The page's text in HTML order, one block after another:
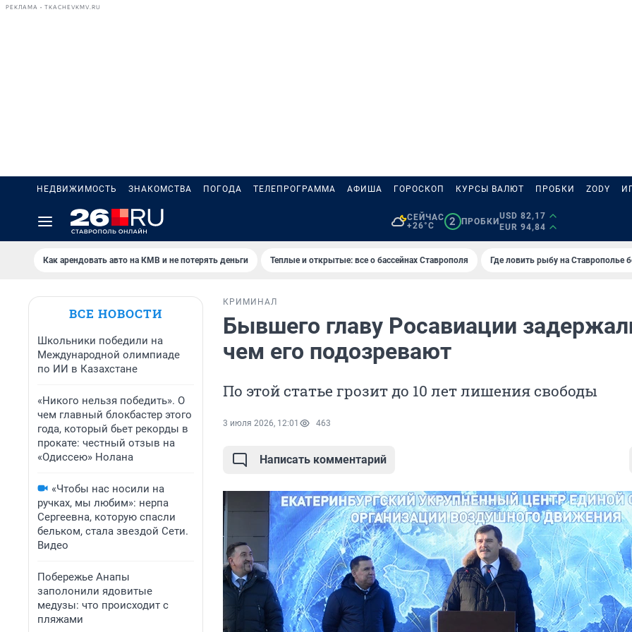
РЕКЛАМА • TKACHEVKMV.RU
НЕДВИЖИМОСТЬ ЗНАКОМСТВА ПОГОДА ТЕЛЕПРОГРАММА АФИША ГОРОСКОП КУРСЫ ВАЛЮТ ПРОБКИ ZODY
СЕЙЧАС
+26°C
2 ПРОБКИ
USD 82,17
EUR 94,84
Как арендовать авто на КМВ и не потерять деньги Теплые и открытые: все о бассейнах Ставрополя Где ловить рыбу на Ставрополье
ВСЕ НОВОСТИ
Школьники победили на
Международной олимпиаде
по ИИ в Казахстане
«Никого нельзя победить». О
чем главный блокбастер этого
года, который бьет рекорды в
прокате: честный отзыв на
«Одиссею» Нолана
«Чтобы нас носили на
ручках, мы любим»: нерпа
Сергеевна, которую спасли
бельком, стала звездой Сети.
Видео
Побережье Анапы
заполонили ядовитые
медузы: что происходит с
пляжами
КРИМИНАЛ
Бывшего главу Росавиации
чем его подозревают
По этой статье грозит до 10 лет лишения свободы
3 июля 2026, 12:01 463
Написать комментарий